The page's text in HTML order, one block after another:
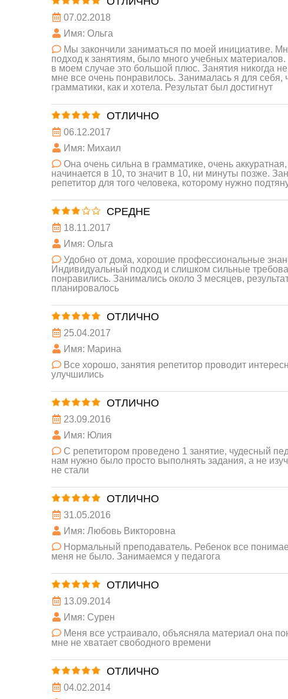
07.02.2018
Имя: Ольга
Мы закончили заниматься по моей инициативе.
подход к занятиям, было много учебных
в моем случае это большой плюс. Занятия никогда
мне все очень понравилось. Занималась я для
грамматики, как и хотела. Результат был достигнут
ОТЛИЧНО
06.12.2017
Имя: Михаил
Она очень сильна в грамматике, очень
начинается в 10, то значит в 10, ни минуты позже.
репетитор для того человека, которому нужно
СРЕДНЕ
18.11.2017
Имя: Ольга
Удобно от дома, хорошие профессиональные
Индивидуальный подход и слишком сильные
понравились. Занимались около 3 месяцев,
планировалось
ОТЛИЧНО
25.04.2017
Имя: Марина
Все хорошо, занятия репетитор проводит
улучшились
ОТЛИЧНО
23.09.2016
Имя: Юлия
С репетитором проведено 1 занятие, чудесный
нам нужно было просто выполнять задания, а не
не стали
ОТЛИЧНО
31.05.2016
Имя: Любовь Викторовна
Нормальный преподаватель. Ребенок все
меня не было. Занимаемся у педагога
ОТЛИЧНО
13.09.2014
Имя: Сурен
Меня все устраивало, объясняла материал она
мне не хватает свободного времени
ОТЛИЧНО
04.02.2014